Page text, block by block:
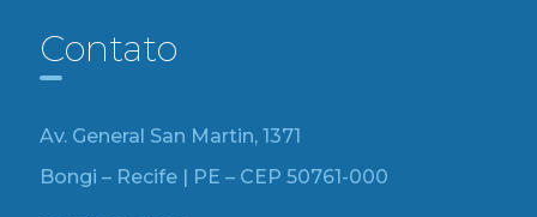
Contato
Av. General San Martin, 1371
Bongi – Recife | PE – CEP 50761-000